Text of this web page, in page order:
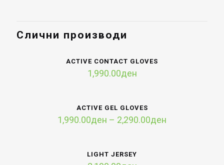
Слични производи
ACTIVE CONTACT GLOVES
1,990.00ден
ACTIVE GEL GLOVES
1,990.00ден – 2,290.00ден
LIGHT JERSEY